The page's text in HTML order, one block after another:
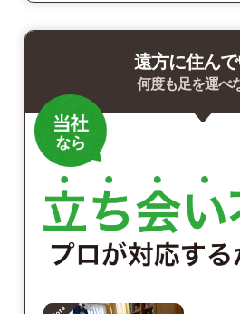
遠方に住ん
何度も足を運べ